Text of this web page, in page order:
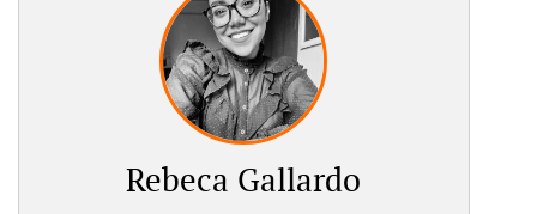
Rebeca Gallardo